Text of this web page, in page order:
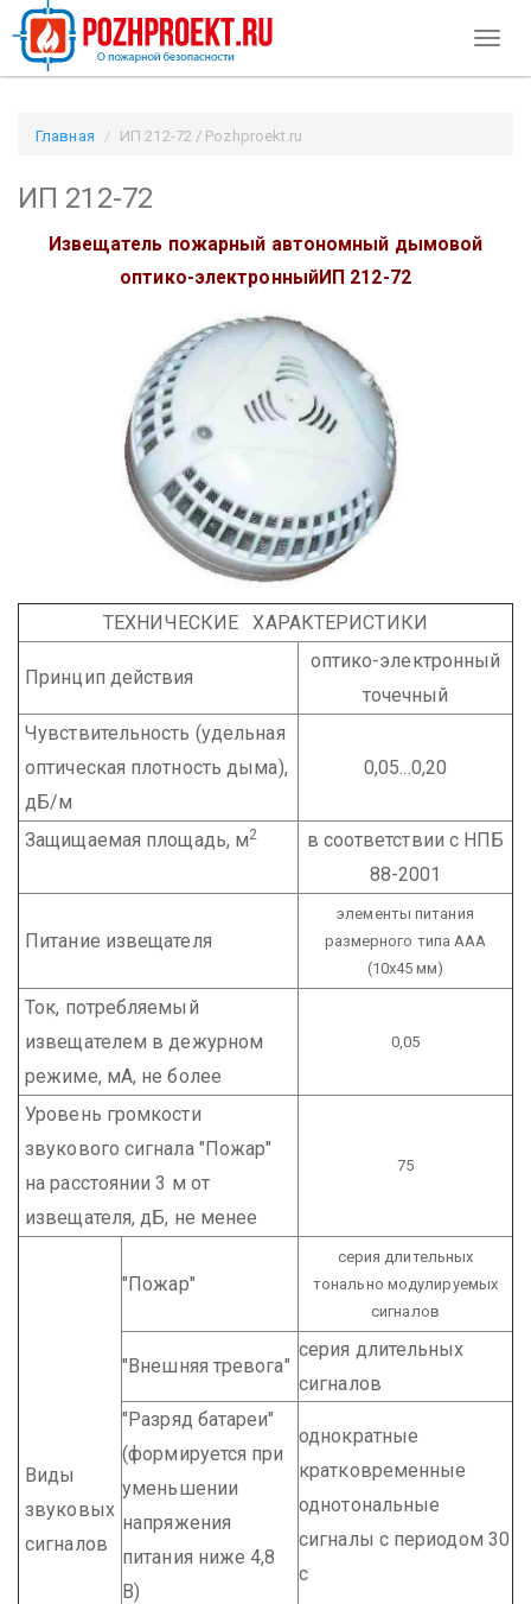
Главная ИП 212-72 / Pozhproekt.ru
ИП 212-72
Извещатель пожарный автономный дымовой
оптико-электронныйИП 212-72
ТЕХНИЧЕСКИЕ ХАРАКТЕРИСТИКИ
Принцип действия
оптико-электронный
точечный
Чувствительность (удельная
оптическая плотность дыма),
дБ/м
0,05...0,20
Защищаемая площадь, м2
в соответствии с НПБ
88-2001
Питание извещателя
элементы питания
размерного типа ААА
(10х45 мм)
Ток, потребляемый
извещателем в дежурном
режиме, мА, не более
0,05
Уровень громкости
звукового сигнала "Пожар"
на расстоянии 3 м от
извещателя, дБ, не менее
75
Виды
звуковых
сигналов
"Пожар"
серия длительных
тонально модулируемых
сигналов
"Внешняя тревога"
серия длительных
сигналов
"Разряд батареи"
(формируется при
уменьшении
напряжения
питания ниже 4,8
В)
однократные
кратковременные
однотональные
сигналы с периодом 30
с